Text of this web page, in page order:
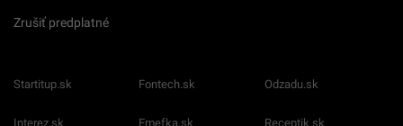
Zrušiť predplatné
Startitup.sk Fontech.sk Odzadu.sk
Interez.sk Emefka.sk Receptik.sk